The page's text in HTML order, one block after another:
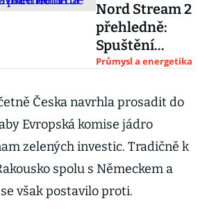
Nord Stream 2
přehledně:
Spuštění
plynovodu
dne. Sankce ho
tvrdě zasáhly
Průmysl a energetika
Česka navrhla prosadit do
Evropská komise jádro
zelených investic. Tradičně k
spolu s Německem a
však postavilo proti.